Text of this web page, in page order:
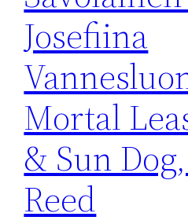
Josefiina
Mortal
& Sun
Reed